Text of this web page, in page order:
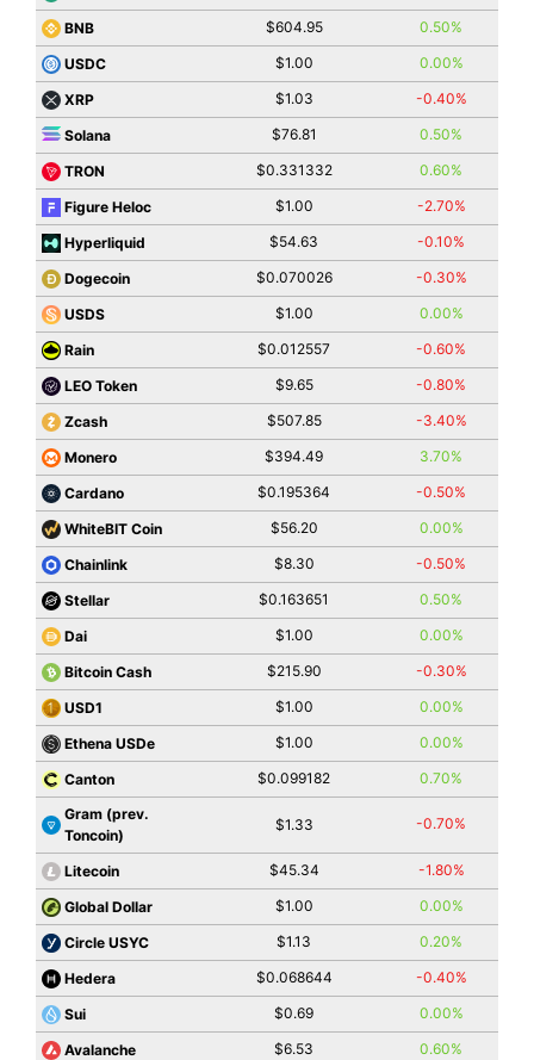
BNB $604.95 0.50%
USDC $1.00 0.00%
XRP $1.03 -0.40%
Solana $76.81 0.50%
TRON $0.331332 0.60%
Figure Heloc $1.00 -2.70%
Hyperliquid $54.63 -0.10%
Dogecoin $0.070026 -0.30%
USDS $1.00 0.00%
Rain $0.012557 -0.60%
LEO Token $9.65 -0.80%
Zcash $507.85 -3.40%
Monero $394.49 3.70%
Cardano $0.195364 -0.50%
WhiteBIT Coin $56.20 0.00%
Chainlink $8.30 -0.50%
Stellar $0.163651 0.50%
Dai $1.00 0.00%
Bitcoin Cash $215.90 -0.30%
USD1 $1.00 0.00%
Ethena USDe $1.00 0.00%
Canton $0.099182
0.70%
Gram (prev.
Toncoin)
$1.33 -0.70%
Litecoin $45.34 -1.80%
Global Dollar $1.00 0.00%
Circle USYC $1.13 0.20%
Hedera $0.068644 -0.40%
Sui $0.69 0.00%
Avalanche $6.53 0.60%